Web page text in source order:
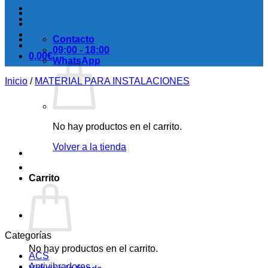
0,00€
No hay productos en el carrito.
Volver a la tienda
Carrito
No hay productos en el carrito.
Contacto
09:00 - 18:00
WhatsApp
Inicio / MATERIAL PARA INSTALACIONES
Categorías
ACS